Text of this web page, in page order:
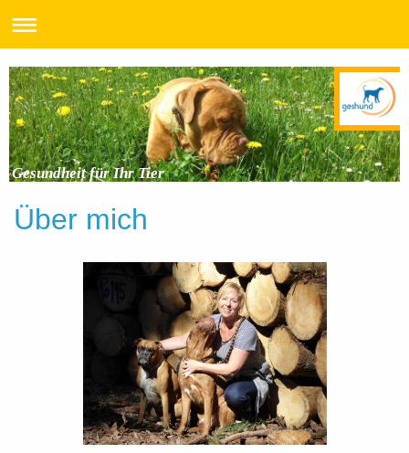
Gesundheit für Ihr Tier
Über mich